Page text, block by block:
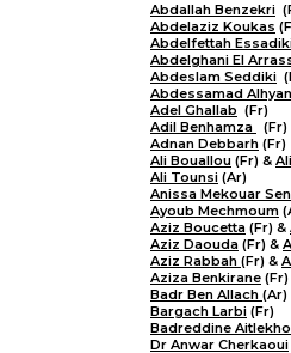
Abdallah Benzekri
Abdelaziz Koukas
Abdelfettah
Abdelghani El
Abdeslam Seddiki
Abdessamad Alhyan
Adel Ghallab (Fr)
Adil Benhamza
(Fr)
Adnan Debbarh (Fr)
Ali Bouallou (Fr) &
Ali Tounsi (Ar)
Anissa Mekouar
Ayoub Mechmoum
Aziz Boucetta (Fr) &
Aziz Daouda (Fr) &
Aziz Rabbah (Fr) &
Aziza Benkirane (Fr)
Badr Ben Allach (Ar)
Bargach Larbi (Fr)
Badreddine
Dr Anwar Cherkaoui